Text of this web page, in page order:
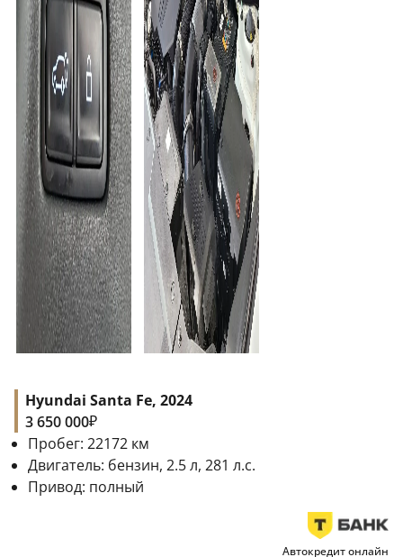
Hyundai Santa Fe, 2024
3 650 000₽
Пробег: 22172 км
Двигатель: бензин, 2.5 л, 281 л.с.
Привод: полный
Автокредит онлайн